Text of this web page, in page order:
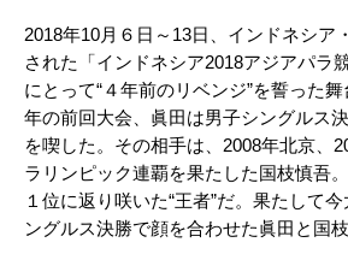
2018年10月６日～13日、インドネシア
された「インドネシア2018アジアパラ
にとって“４年前のリベンジ”を誓った
年の前回大会、眞田は男子シングルス
を喫した。その相手は、2008年北京、
ラリンピック連覇を果たした国枝慎吾
１位に返り咲いた“王者”だ。果たして
ングルス決勝で顔を合わせた眞田と国